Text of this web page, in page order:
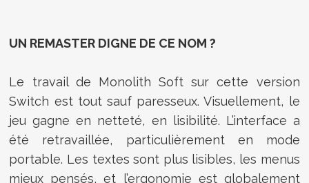
UN REMASTER DIGNE DE CE NOM ?
Le travail de Monolith Soft sur cette version
Switch est tout sauf paresseux. Visuellement, le
jeu gagne en netteté, en lisibilité. L’interface a
été retravaillée, particulièrement en mode
portable. Les textes sont plus lisibles, les menus
mieux pensés, et l’ergonomie est globalement